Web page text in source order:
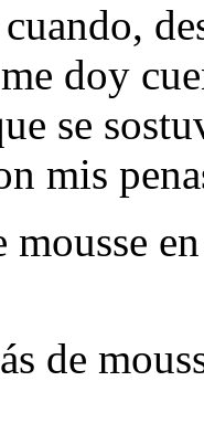
doy
se
mis
mousse
de